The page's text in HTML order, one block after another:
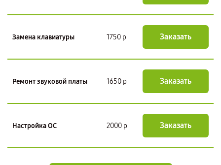
Замена клавиатуры 1750 р Заказать
Ремонт звуковой платы 1650 р Заказать
Настройка ОС 2000 р Заказать